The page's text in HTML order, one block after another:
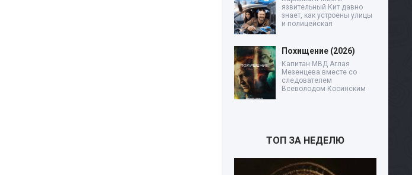
язвительный Кит давно
знает, как устроены улицы
и полицейская
Похищение (2026)
Капитан МВД Аглая
Мезенцева вместе со
следователем
Всеволодом Косинским
ТОП ЗА НЕДЕЛЮ